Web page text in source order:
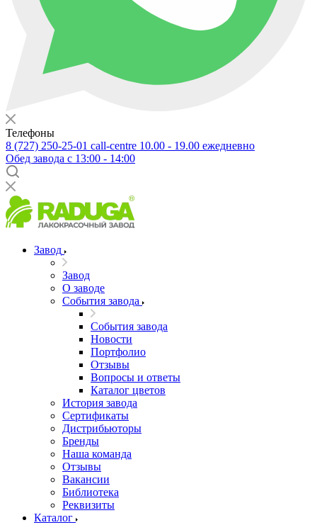
Телефоны
8 (727) 250-25-01 call-centre 10.00 - 19.00 ежедневно
Обед завода с 13:00 - 14:00
Завод
Завод
О заводе
События завода
События завода
Новости
Портфолио
Отзывы
Вопросы и ответы
Каталог цветов
История завода
Сертификаты
Дистрибьюторы
Бренды
Наша команда
Отзывы
Вакансии
Библиотека
Реквизиты
Каталог